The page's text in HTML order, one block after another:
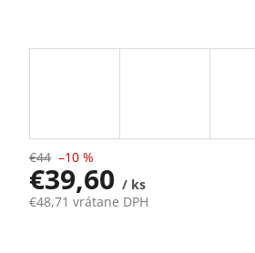
€44 –10 %
€39,60/ ks
€48,71 vrátane DPH